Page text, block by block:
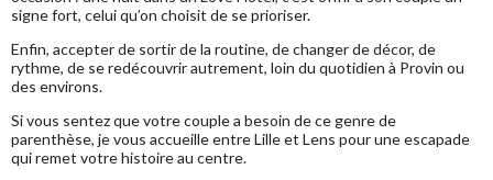
signe fort, celui qu’on choisit de se prioriser.
Enfin, accepter de sortir de la routine, de changer de décor, de
rythme, de se redécouvrir autrement, loin du quotidien à Provin ou
des environs.
Si vous sentez que votre couple a besoin de ce genre de
parenthèse, je vous accueille entre Lille et Lens pour une escapade
qui remet votre histoire au centre.